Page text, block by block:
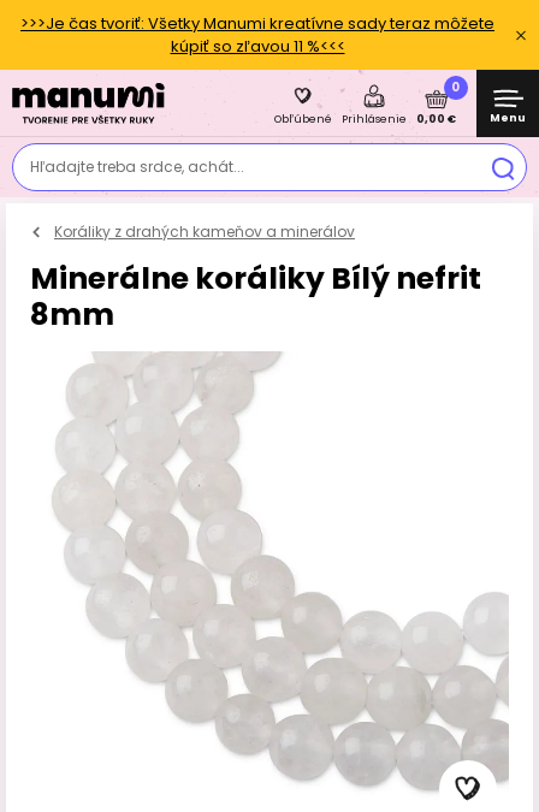
>>>Je čas tvoriť: Všetky Manumi kreatívne sady teraz môžete
kúpiť so zľavou 11 %<<<
Hľadajte treba srdce, achát...
Obľúbené Prihlásenie
0
0,00 € Menu
Koráliky z drahých kameňov a minerálov
Minerálne koráliky Bílý nefrit
8mm